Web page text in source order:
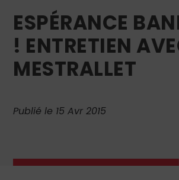
ESPÉRANCE
! ENTRETIEN
MESTRALLET
Publié le 15 Avr 2015